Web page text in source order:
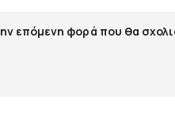
επόμενη φορά που θα